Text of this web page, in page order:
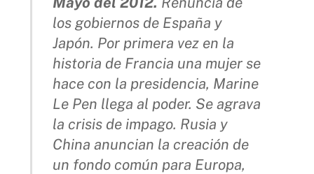
los gobiernos de España y
Japón. Por primera vez en la
historia de Francia una mujer se
hace con la presidencia, Marine
Le Pen llega al poder. Se agrava
la crisis de impago. Rusia y
China anuncian la creación de
un fondo común para Europa,